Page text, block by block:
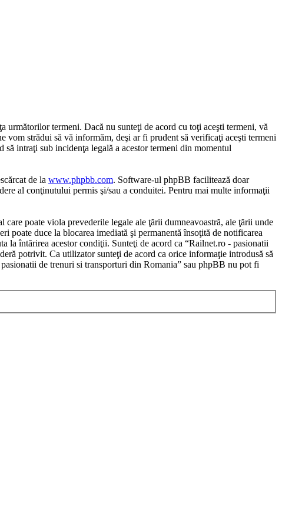
următorilor termeni. Dacă nu sunteţi de acord cu toţi aceşti termeni, vă
vom strădui să vă informăm, deşi ar fi prudent să verificaţi aceşti termeni
intraţi sub incidenţa legală a acestor termeni din momentul
de la www.phpbb.com. Software-ul phpBB facilitează doar
al conţinutului permis şi/sau a conduitei. Pentru mai multe informaţii
poate viola prevederile legale ale ţării dumneavoastră, ale ţării unde
poate duce la blocarea imediată şi permanentă însoţită de notificarea
la întărirea acestor condiţii. Sunteţi de acord ca “Railnet.ro - pasionatii
potrivit. Ca utilizator sunteţi de acord ca orice informaţie introdusă să
de trenuri si transporturi din Romania” sau phpBB nu pot fi